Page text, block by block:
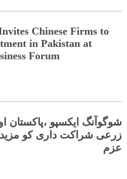
Chinese Firms to
in Pakistan at
Forum
شوگوآنگ ایکسپو ،پاکستان
زرعی شراکت داری کو مزید
عزم